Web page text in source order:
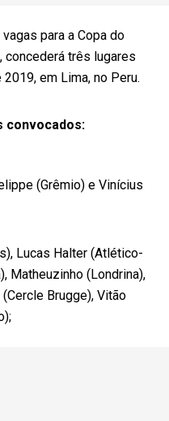
para a Copa do
concederá três lugares
em Lima, no Peru.
convocados:
(Grêmio) e Vinícius
Lucas Halter (Atlético-
Matheuzinho (Londrina),
Brugge), Vitão